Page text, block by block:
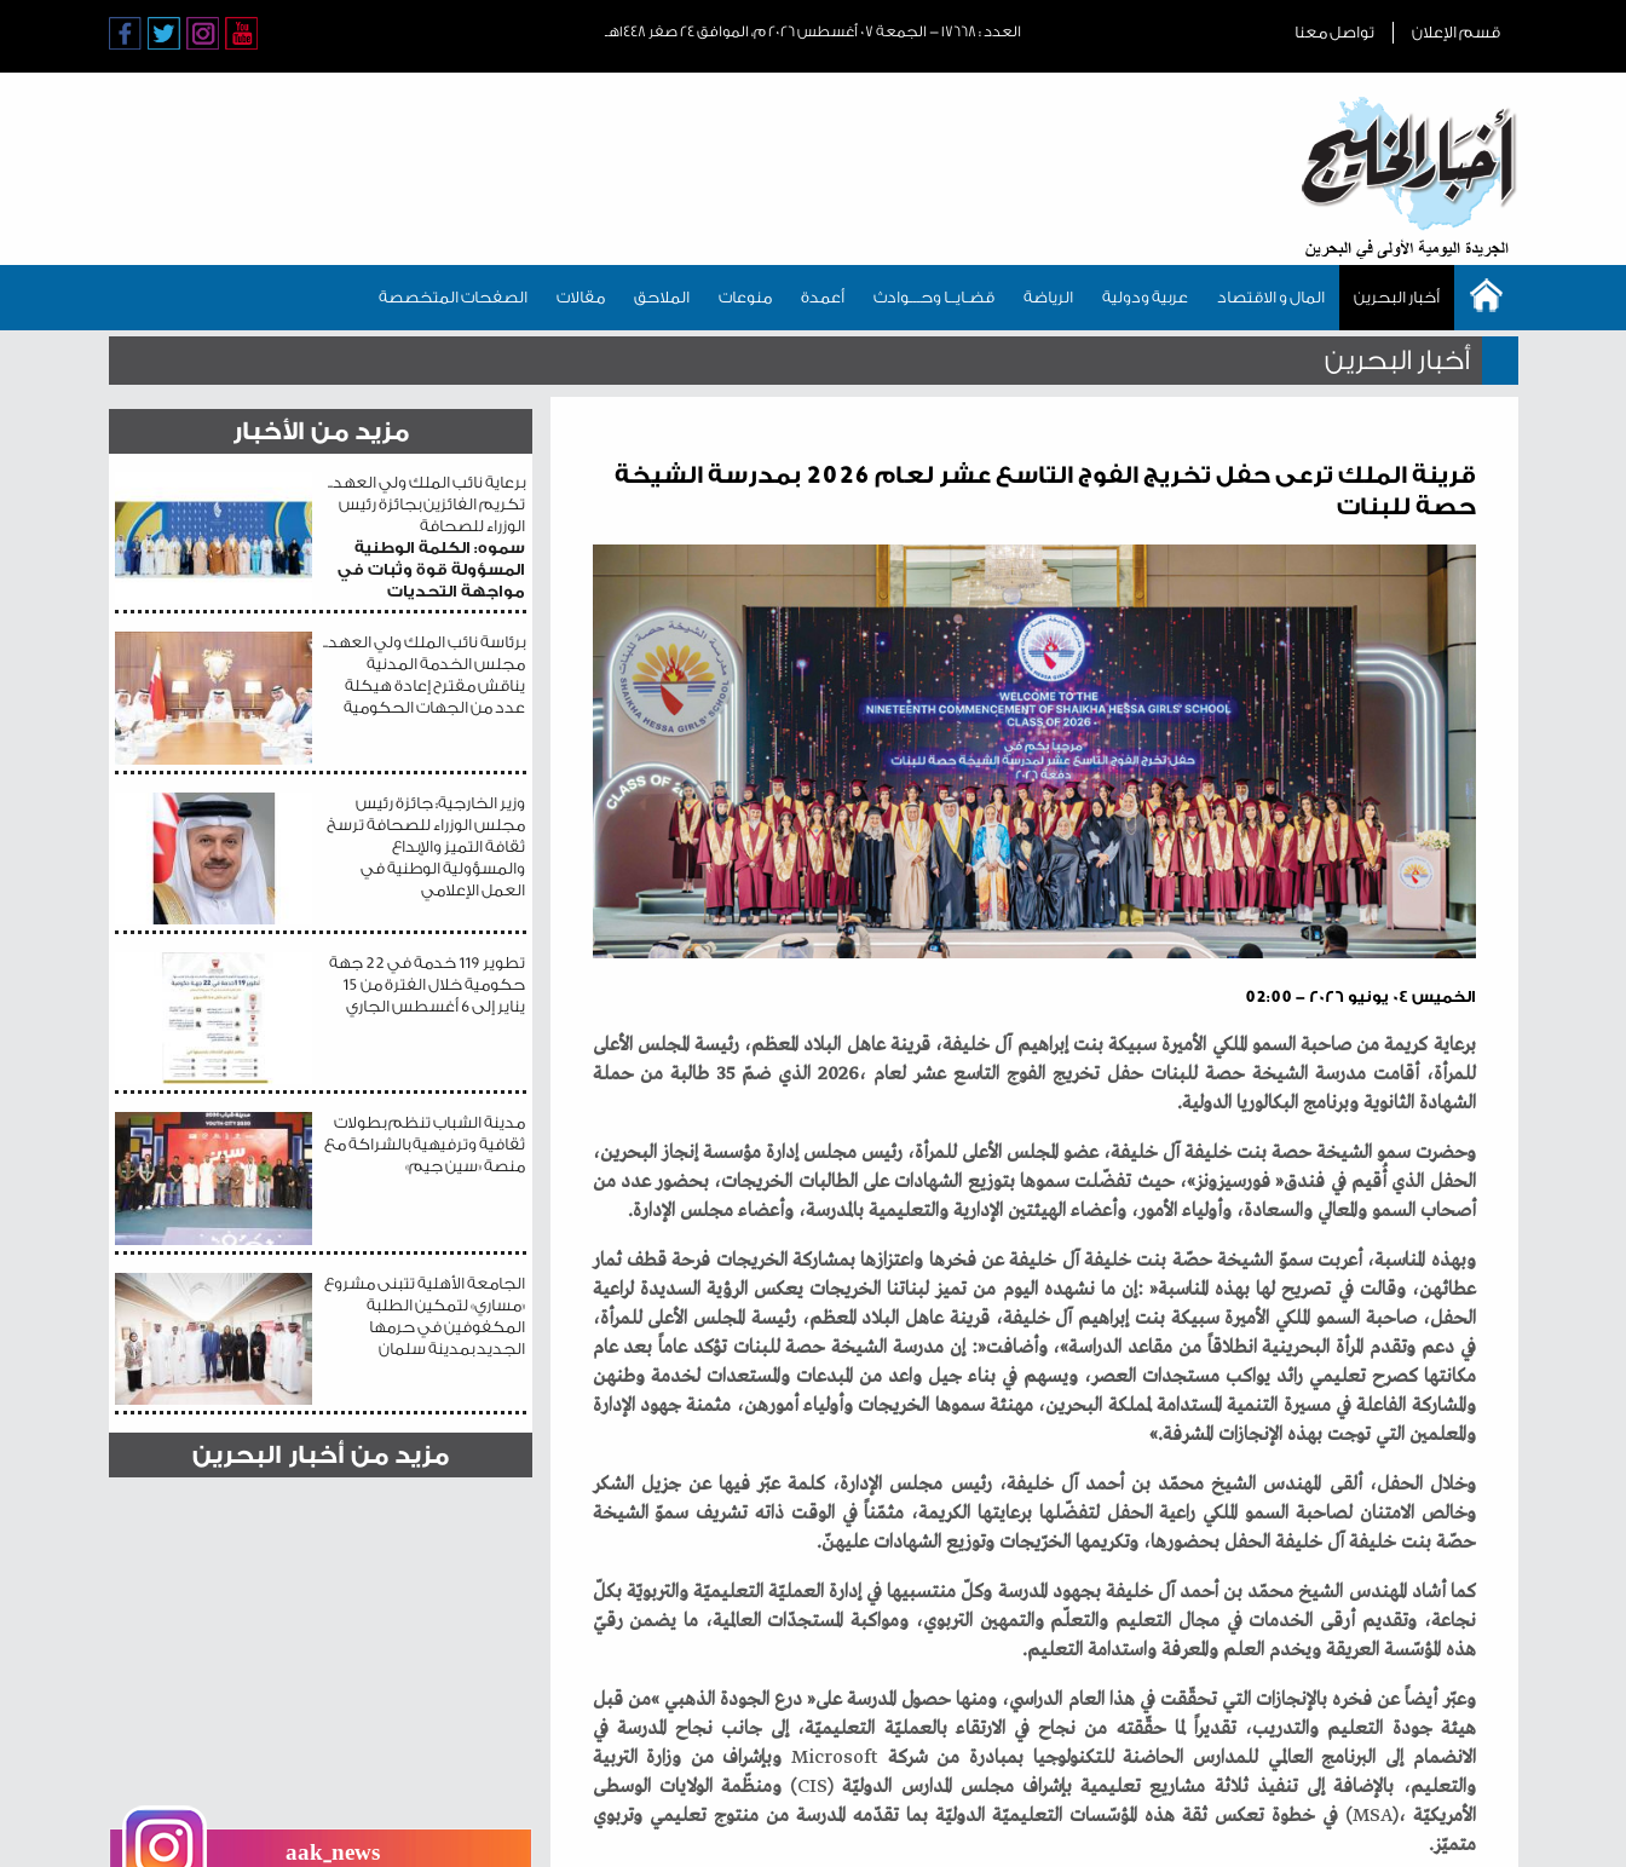
قسم الإعلان تواصل معنا العدد : ١٧٦٦٨ - الجمعة ٠٧ أغسطس ٢٠٢٦ م، الموافق ٢٤ صفر ١٤٤٨هـ
أخبار البحرين المال و الاقتصاد عربية ودولية الرياضة قضـايــا وحـــوادث أعمدة منوعات الملاحق مقالات الصفحات المتخصصة
أخبار البحرين
قرينة الملك ترعى حفل تخريج الفوج التاسع عشر لعام 2026 بمدرسة الشيخة
حصة للبنات
الخميس ٠٤ يونيو ٢٠٢٦ - 02:00
‬الشهادة‭ ‬الثانوية‭ ‬وبرنامج‭ ‬البكالوريا‭ ‬الدولية‭.‬
‬أصحاب‭ ‬السمو‭ ‬والمعالي‭ ‬والسعادة،‭ ‬وأولياء‭ ‬الأمور،‭ ‬وأعضاء‭ ‬الهيئتين‭ ‬الإدارية‭ ‬والتعليمية‭ ‬بالمدرسة،‭ ‬وأعضاء‭ ‬مجلس‭ ‬الإدارة‭.‬
وبهذه‭ ‬المناسبة،‭ ‬أعربت‭ ‬سموّ‭ ‬الشيخة‭ ‬حصّة‭ ‬بنت‭ ‬خليفة‭ ‬آل‭ ‬خليفة‭ ‬عن‭ ‬فخرها‭ ‬واعتزازها‭ ‬بمشاركة‭ ‬الخريجات‭ ‬فرحة‭ ‬قطف‭ ‬ثمار‭
‬والمعلمين‭ ‬التي‭ ‬توجت‭ ‬بهذه‭ ‬الإنجازات‭ ‬المشرفة‮»‬‭.‬
‬حصّة‭ ‬بنت‭ ‬خليفة‭ ‬آل‭ ‬خليفة‭ ‬الحفل‭ ‬بحضورها،‭ ‬وتكريمها‭ ‬الخرّيجات‭ ‬وتوزيع‭ ‬الشهادات‭ ‬عليهنّ‭.‬
‬هذه‭ ‬المؤسّسة‭ ‬العريقة‭ ‬ويخدم‭ ‬العلم‭ ‬والمعرفة‭ ‬واستدامة‭ ‬التعليم‭.‬
‬الانضمام‭ ‬إلى‭ ‬البرنامج‭ ‬العالمي‭ ‬للمدارس‭ ‬الحاضنة‭ ‬للتكنولوجيا‭ ‬بمبادرة‭ ‬من‭ ‬شركة‭ ‬
Microsoft
‬والتعليم،‭ ‬بالإضافة‭ ‬إلى‭ ‬تنفيذ‭ ‬ثلاثة‭ ‬مشاريع‭ ‬تعليمية‭ ‬بإشراف‭ ‬مجلس‭ ‬المدارس‭ ‬الدوليّة‭ (‬
CIS
‬الأمريكيّة‭ (‬
MSA
‬متميّز‭.‬
مزيد من الأخبار
برعاية نائب الملك ولي العهد..
تكريم الفائزين بجائزة رئيس
الوزراء للصحافة
سموه: الكلمة الوطنية
المسؤولة قوة وثبات في
مواجهة التحديات
برئاسة نائب الملك ولي العهد..
مجلس الخدمة المدنية
يناقش مقترح إعادة هيكلة
عدد من الجهات الحكومية
وزير الخارجية: جائزة رئيس
مجلس الوزراء للصحافة ترسخ
ثقافة التميز والإبداع
والمسؤولية الوطنية في
العمل الإعلامي
تطوير 119 خدمة في 22 جهة
حكومية خلال الفترة من 15
يناير إلى 6 أغسطس الجاري
مدينة الشباب تنظم بطولات
ثقافية وترفيهية بالشراكة مع
منصة «سين جيم»
الجامعة الأهلية تتبنى مشروع
«مساري» لتمكين الطلبة
المكفوفين في حرمها
الجديد بمدينة سلمان
مزيد من أخبار البحرين
aak_news